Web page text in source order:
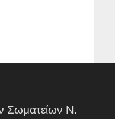
Σωματείων Ν.